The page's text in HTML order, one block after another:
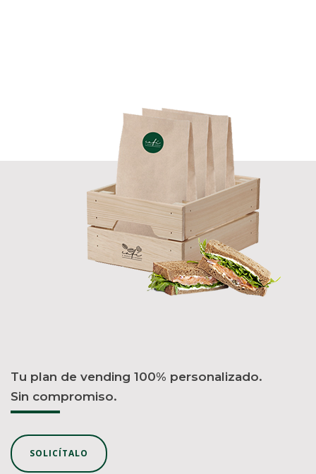
Tu plan de vending 100% personalizado.
Sin compromiso.
SOLICÍTALO